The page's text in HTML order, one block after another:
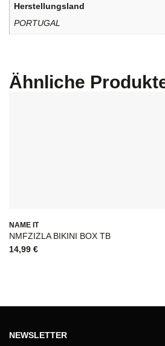
Herstellungsland
PORTUGAL
Ähnliche
NAME IT
NMFZIZLA BIKINI BOX TB
14,99 €
NEWSLETTER